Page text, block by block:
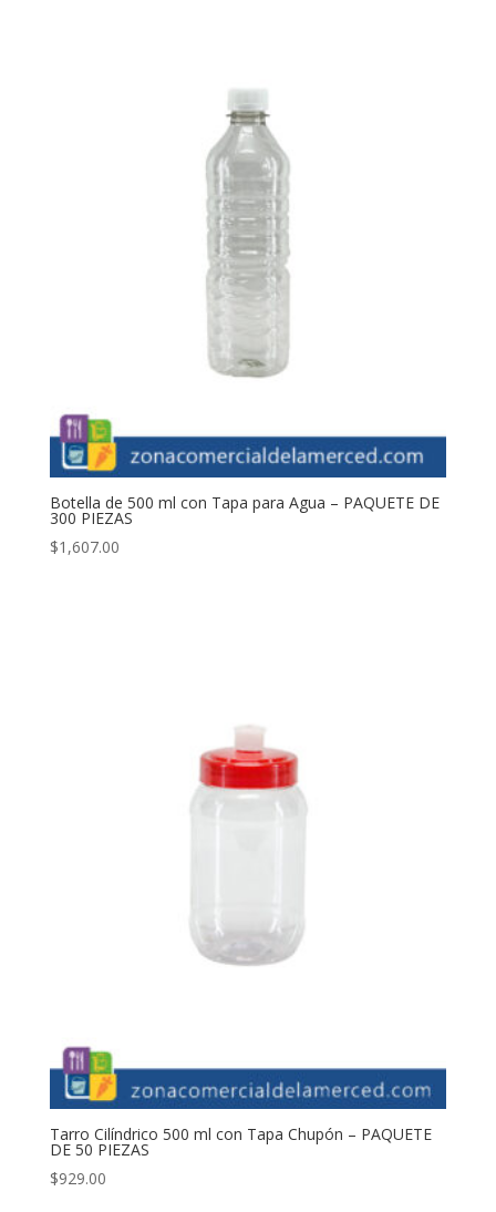
Botella de 500 ml con Tapa para Agua – PAQUETE DE
300 PIEZAS
$1,607.00
Tarro Cilíndrico 500 ml con Tapa Chupón – PAQUETE
DE 50 PIEZAS
$929.00